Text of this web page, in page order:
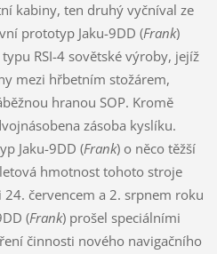
kabiny, ten druhý vyčníval ze
prototyp Jaku-9DD (Frank)
RSI-4 sovětské výroby, jejíž
mezi hřbetním stožárem,
hranou SOP. Kromě
zásoba kyslíku.
Jaku-9DD (Frank) o něco těžší
hmotnost tohoto stroje
červencem a 2. srpnem roku
(Frank) prošel speciálními
činnosti nového navigačního